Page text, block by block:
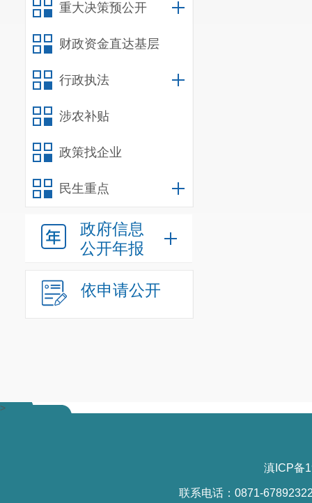
重大决策预公开
财政资金直达基层
行政执法
涉农补贴
政策找企业
民生重点
政府信息
公开年报
依申请公开
>
滇ICP备
联系电话：0871-